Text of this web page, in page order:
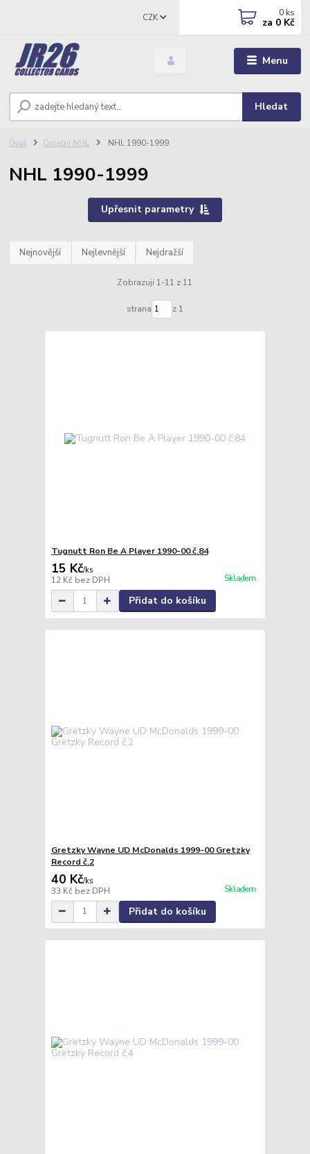
Menu
CZK
Hledat
0 ks
za 0 Kč
Úvod Ostatní NHL NHL 1990-1999
NHL 1990-1999
Upřesnit parametry
Nejnovější Nejlevnější Nejdražší
Zobrazuji 1-11 z 11
strana z 1
Tugnutt Ron Be A Player 1990-00 č.84
15 Kč/ks
12 Kč bez DPH Skladem
Přidat do košíku
Gretzky Wayne UD McDonalds 1999-00 Gretzky
Record č.2
40 Kč/ks
33 Kč bez DPH Skladem
Přidat do košíku